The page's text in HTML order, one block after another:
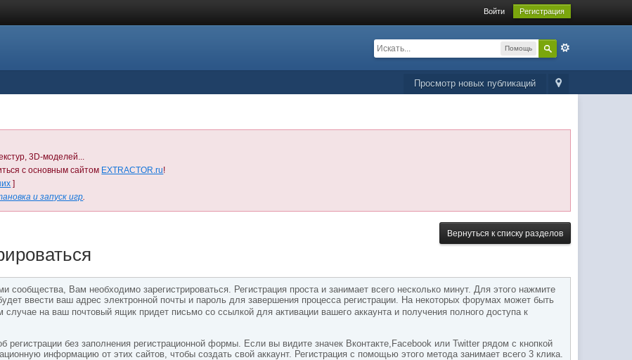
Войти Регистрация
Помощь
Просмотр новых публикаций
3D-моделей...
с основным сайтом EXTRACTOR.ru!
]
и запуск игр.
Вернуться к списку разделов
Вам необходимо зарегистрироваться. Регистрация проста и занимает всего несколько минут. Для этого нажмите
ввести ваш адрес электронной почты и пароль для завершения процесса регистрации. На некоторых форумах может быть
на ваш почтовый ящик придет письмо со ссылкой для активации вашего аккаунта и получения полного доступа к
регистрации без заполнения регистрационной формы. Если вы видите значек Вконтакте,Facebook или Twitter рядом с кнопкой
информацию от этих сайтов, чтобы создать свой ​​аккаунт. Регистрация с помощью этого метода занимает всего 3 клика.